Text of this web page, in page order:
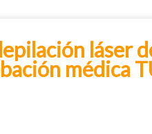
láser
médica